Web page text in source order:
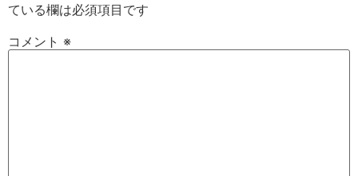
ている欄は必須項目です
コメント ※